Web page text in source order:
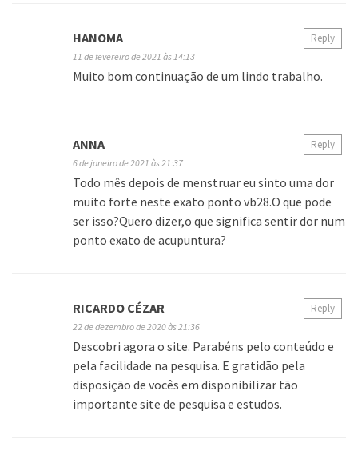
HANOMA
11 de fevereiro de 2021 às 14:13
Muito bom continuação de um lindo trabalho.
Reply
ANNA
6 de janeiro de 2021 às 21:37
Todo mês depois de menstruar eu sinto uma dor
muito forte neste exato ponto vb28.O que pode
ser isso?Quero dizer,o que significa sentir dor num
ponto exato de acupuntura?
Reply
RICARDO CÉZAR
22 de dezembro de 2020 às 21:36
Descobri agora o site. Parabéns pelo conteúdo e
pela facilidade na pesquisa. E gratidão pela
disposição de vocês em disponibilizar tão
importante site de pesquisa e estudos.
Reply